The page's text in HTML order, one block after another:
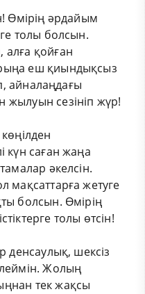
Өмірің әрдайым
толы болсын.
қойған
еш қиындықсыз
айналаңдағы
сезініп жүр!
күн саған жаңа
әкелсін.
мақсаттарға жетуге
болсын. Өмірің
толы өтсін!
денсаулық, шексіз
Жолың
тек жақсы